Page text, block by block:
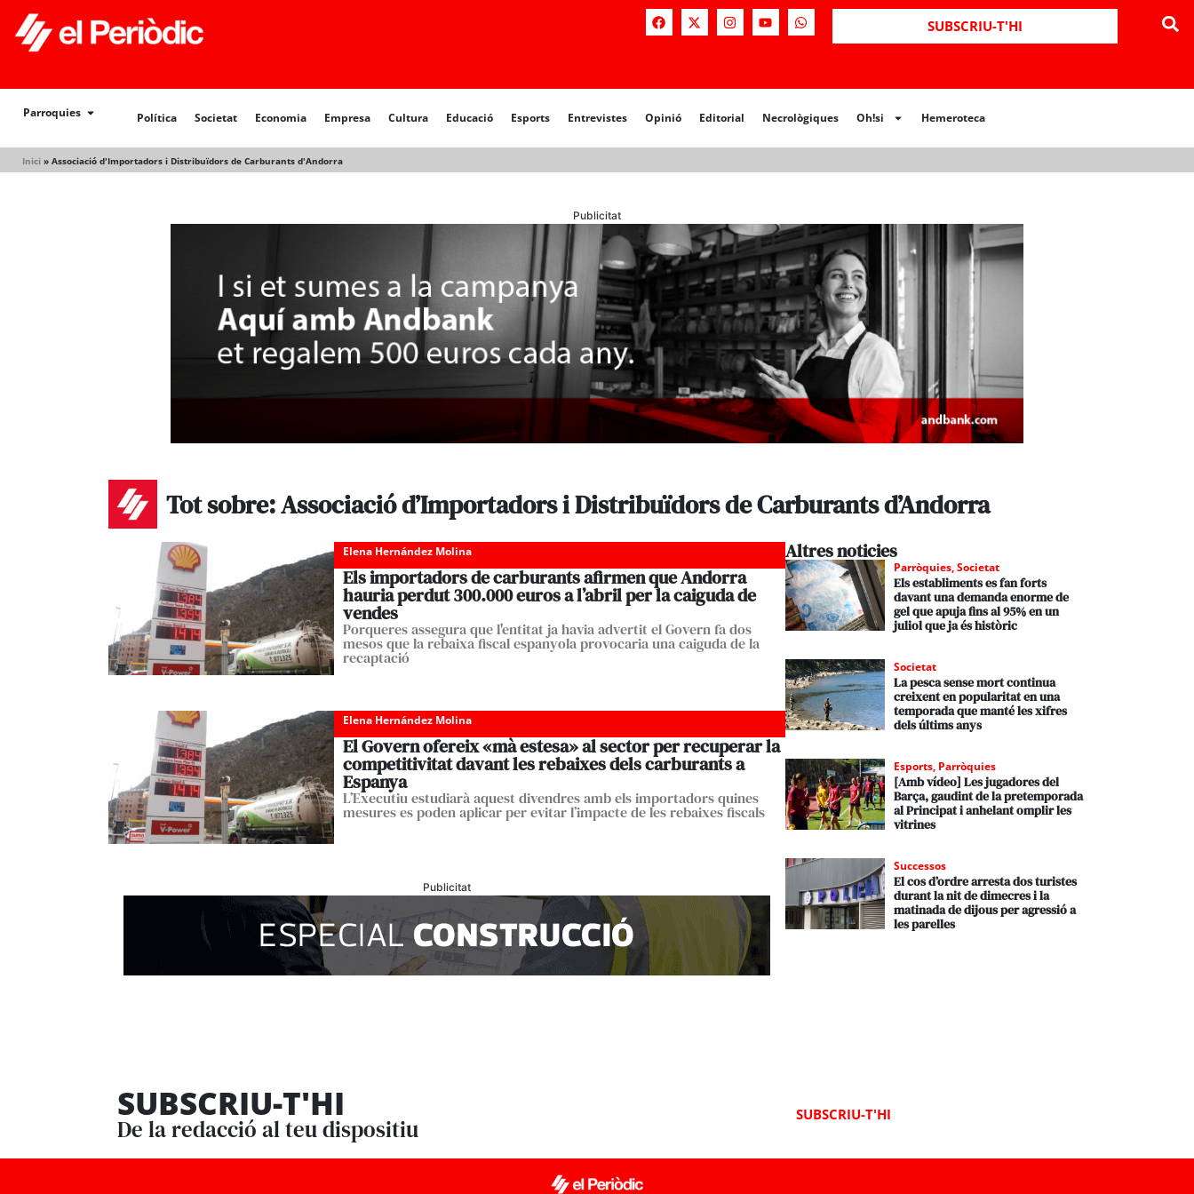
SUBSCRIU-T'HI
Parroquies Política Societat Economia Empresa Cultura Educació Esports Entrevistes Opinió Editorial Necrològiques Oh!si Hemeroteca
Inici » Associació d'Importadors i Distribuïdors de Carburants d'Andorra
Política Societat Opinió Editorial Necrològiques Hemeroteca
Publicitat
Tot sobre: Associació d’Importadors i Distribuïdors de Carburants d’Andorra
Elena Hernández Molina
Els importadors de carburants afirmen que Andorra
hauria perdut 300.000 euros a l’abril per la caiguda de
vendes
Porqueres assegura que l'entitat ja havia advertit el Govern fa dos
mesos que la rebaixa fiscal espanyola provocaria una caiguda de la
recaptació
Elena Hernández Molina
El Govern ofereix «mà estesa» al sector per recuperar la
competitivitat davant les rebaixes dels carburants a
Espanya
L’Executiu estudiarà aquest divendres amb els importadors quines
mesures es poden aplicar per evitar l’impacte de les rebaixes fiscals
Publicitat
Altres noticies
Parròquies,Societat
Els establiments es fan forts
davant una demanda enorme de
gel que apuja fins al 95% en un
juliol que ja és històric
Societat
La pesca sense mort continua
creixent en popularitat en una
temporada que manté les xifres
dels últims anys
Esports, Parròquies
[Amb vídeo] Les jugadores del
Barça, gaudint de la pretemporada
al Principat i anhelant omplir les
vitrines
Successos
El cos d’ordre arresta dos turistes
durant la nit de dimecres i la
matinada de dijous per agressió a
les parelles
SUBSCRIU-T'HI
De la redacció al teu dispositiu
SUBSCRIU-T'HI